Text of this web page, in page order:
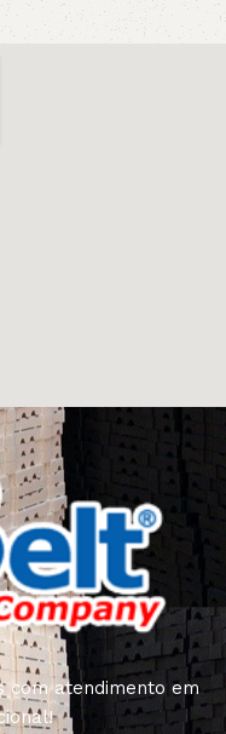
com atendimento em